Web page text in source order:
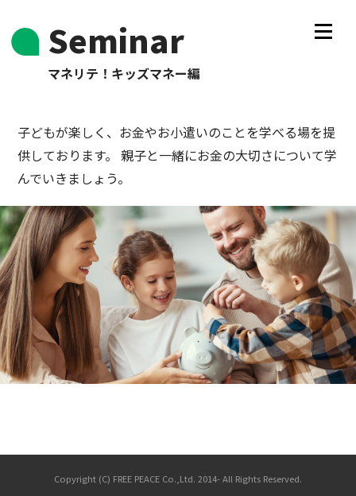
Seminar
マネリテ！キッズマネー編
子どもが楽しく、お金やお小遣いのことを学べる場を提
供しております。 親子と一緒にお金の大切さについて学
んでいきましょう。
Copyright (C) FREE PEACE Co.,Ltd. 2014- All Rights Reserved.